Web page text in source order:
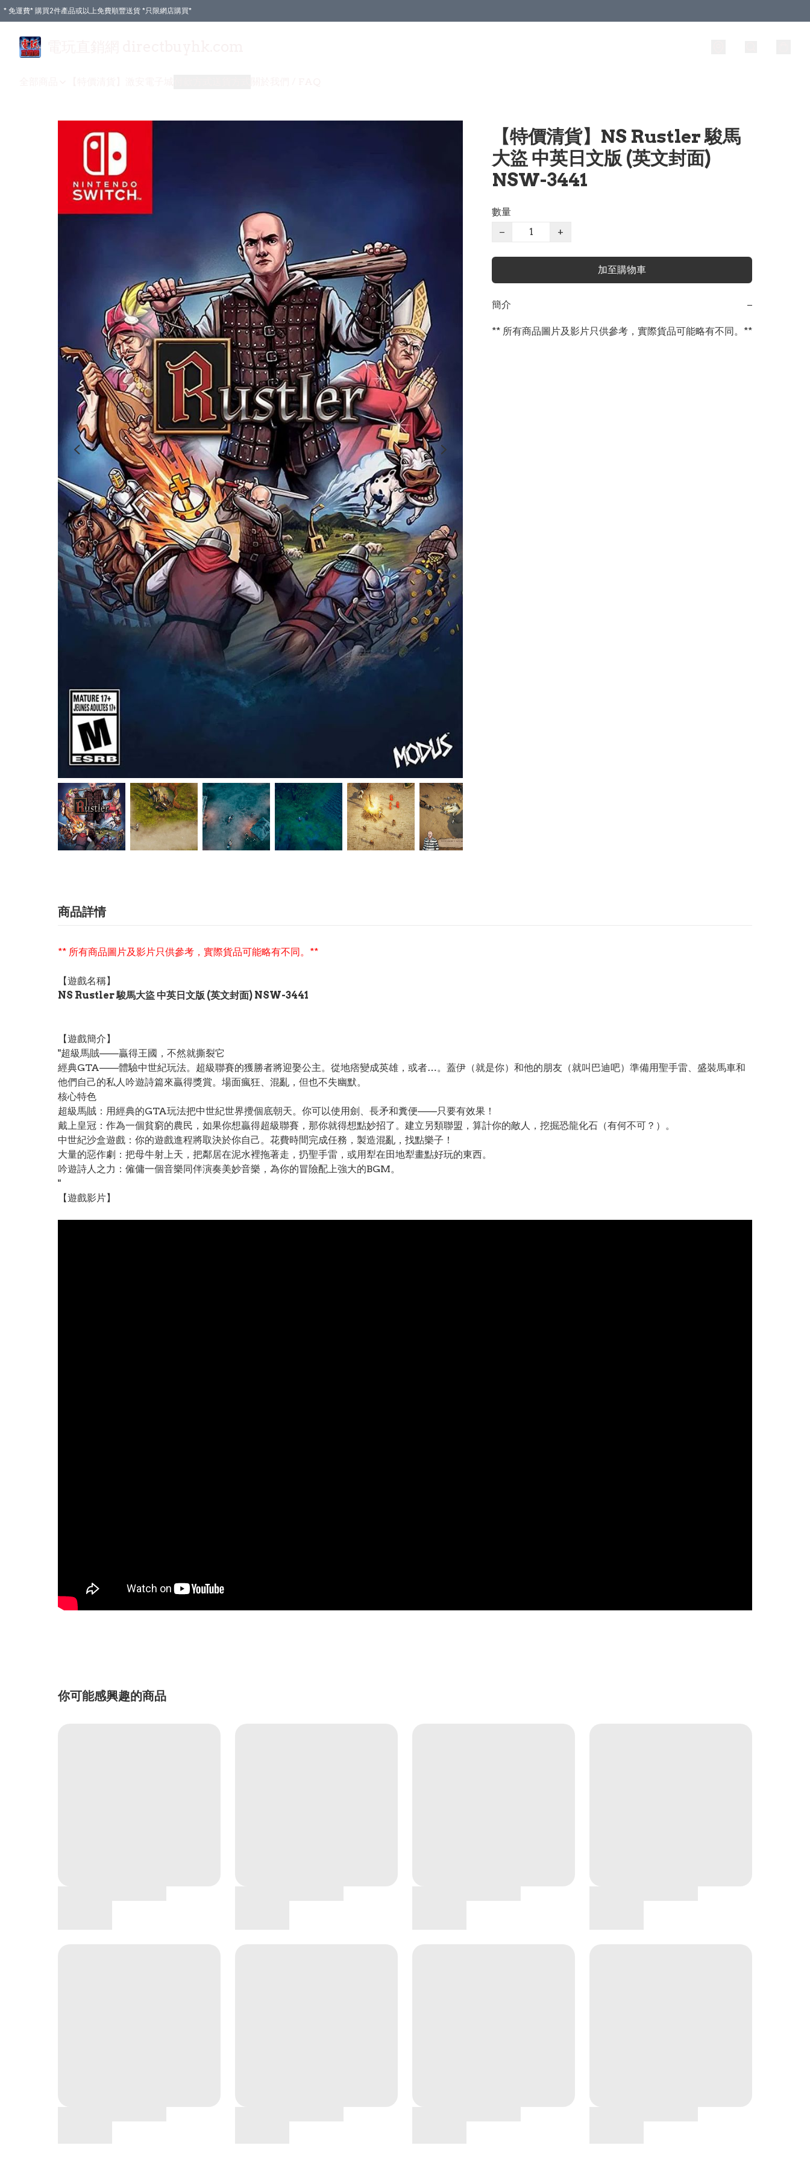
* 免運費* 購買2件產品或以上免費順豐送貨 *只限網店購買*
【特價清貨】NS Rustler 駿馬
大盜 中英日文版 (英文封面)
NSW-3441
數量
−
+
加至購物車
簡介 −
** 所有商品圖片及影片只供參考，實際貨品可能略有不同。**
商品詳情
** 所有商品圖片及影片只供參考，實際貨品可能略有不同。**
【遊戲名稱】
NS Rustler 駿馬大盜 中英日文版 (英文封面) NSW-3441
【遊戲簡介】
"超級馬賊——贏得王國，不然就撕裂它
經典GTA——體驗中世紀玩法。超級聯賽的獲勝者將迎娶公主。從地痞變成英雄，或者…。蓋伊（就是你）和他的朋友（就叫巴迪吧）準備用聖手雷、盛裝馬車和
他們自己的私人吟遊詩篇來贏得獎賞。場面瘋狂、混亂，但也不失幽默。
核心特色
超級馬賊：用經典的GTA玩法把中世紀世界攪個底朝天。你可以使用劍、長矛和糞便——只要有效果！
戴上皇冠：作為一個貧窮的農民，如果你想贏得超級聯賽，那你就得想點妙招了。建立另類聯盟，算計你的敵人，挖掘恐龍化石（有何不可？）。
中世紀沙盒遊戲：你的遊戲進程將取決於你自己。花費時間完成任務，製造混亂，找點樂子！
大量的惡作劇：把母牛射上天，把鄰居在泥水裡拖著走，扔聖手雷，或用犁在田地犁畫點好玩的東西。
吟遊詩人之力：僱傭一個音樂同伴演奏美妙音樂，為你的冒險配上強大的BGM。
"
【遊戲影片】
你可能感興趣的商品